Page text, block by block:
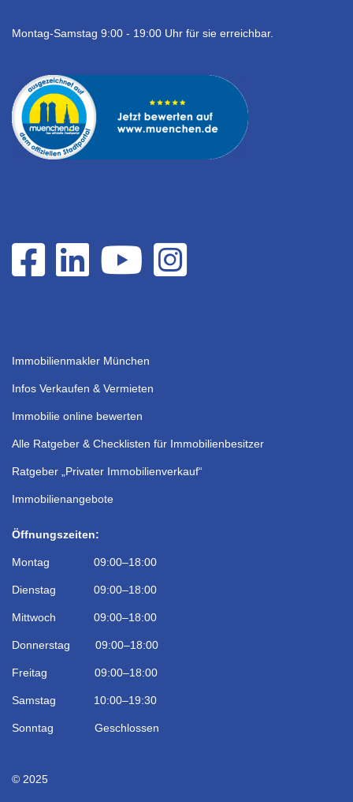
Montag-Samstag 9:00 - 19:00 Uhr für sie erreichbar.
Immobilienmakler München
Infos Verkaufen & Vermieten
Immobilie online bewerten
Alle Ratgeber & Checklisten für Immobilienbesitzer
Ratgeber „Privater Immobilienverkauf“
Immobilienangebote
Öffnungszeiten:
Montag 09:00–18:00
Dienstag 09:00–18:00
Mittwoch 09:00–18:00
Donnerstag 09:00–18:00
Freitag 09:00–18:00
Samstag 10:00–19:30
Sonntag Geschlossen
© 2025